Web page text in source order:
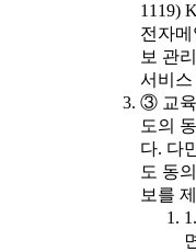
1119)
전자메
보 관
서비스
③ 교육
도의
다. 다
도 동
보를